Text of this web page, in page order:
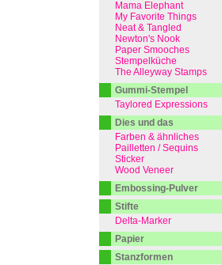
Mama Elephant
My Favorite Things
Neat & Tangled
Newton's Nook
Paper Smooches
Stempelküche
The Alleyway Stamps
Gummi-Stempel
Taylored Expressions
Dies und das
Farben & ähnliches
Pailletten / Sequins
Sticker
Wood Veneer
Embossing-Pulver
Stifte
Delta-Marker
Papier
Stanzformen